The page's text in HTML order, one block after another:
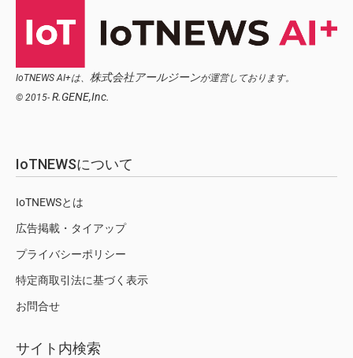
IoTNEWS AI+は、 株式会社アールジーンが運営しております。
© 2015- R.GENE,Inc.
IoTNEWSについて
IoTNEWSとは
広告掲載・タイアップ
プライバシーポリシー
特定商取引法に基づく表示
お問合せ
サイト内検索